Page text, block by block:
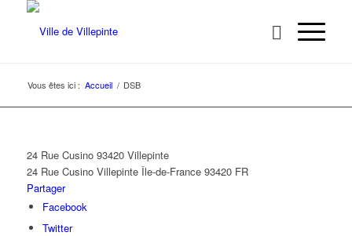
Vous êtes ici : Accueil / DSB
24 Rue Cusino 93420 Villepinte
24 Rue Cusino Villepinte Île-de-France 93420 FR
Partager
Facebook
Twitter